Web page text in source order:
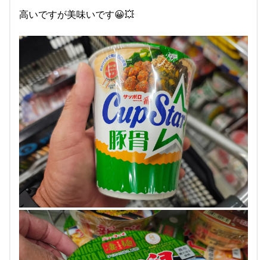
高いですが美味いです😀💥